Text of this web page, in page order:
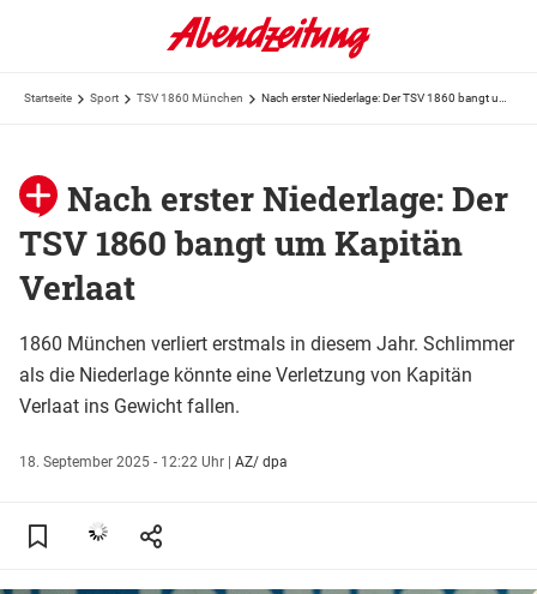
Startseite Sport TSV 1860 München
Nach erster Niederlage: Der
TSV 1860 bangt um Kapitän
Verlaat
1860 München verliert erstmals in diesem Jahr. Schlimmer
als die Niederlage könnte eine Verletzung von Kapitän
Verlaat ins Gewicht fallen.
18. September 2025 - 12:22 Uhr | AZ/ dpa